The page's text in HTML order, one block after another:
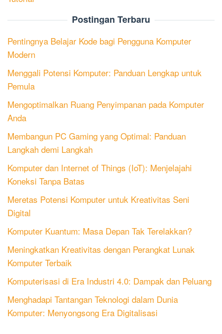
Postingan Terbaru
Pentingnya Belajar Kode bagi Pengguna Komputer
Modern
Menggali Potensi Komputer: Panduan Lengkap untuk
Pemula
Mengoptimalkan Ruang Penyimpanan pada Komputer
Anda
Membangun PC Gaming yang Optimal: Panduan
Langkah demi Langkah
Komputer dan Internet of Things (IoT): Menjelajahi
Koneksi Tanpa Batas
Meretas Potensi Komputer untuk Kreativitas Seni
Digital
Komputer Kuantum: Masa Depan Tak Terelakkan?
Meningkatkan Kreativitas dengan Perangkat Lunak
Komputer Terbaik
Komputerisasi di Era Industri 4.0: Dampak dan Peluang
Menghadapi Tantangan Teknologi dalam Dunia
Komputer: Menyongsong Era Digitalisasi